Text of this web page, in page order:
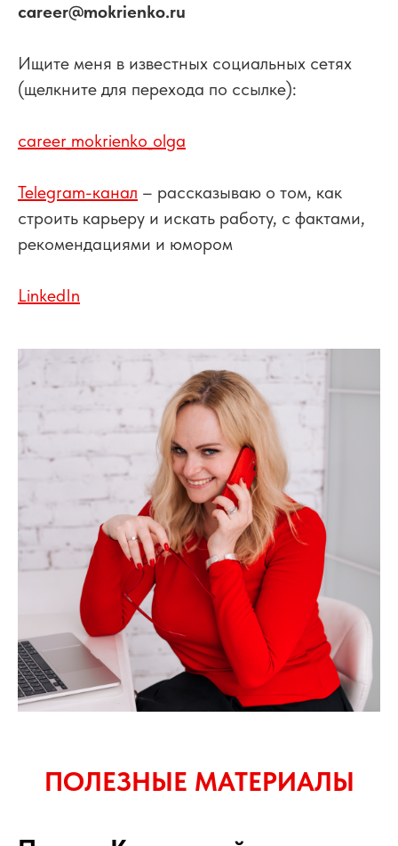
career@mokrienko.ru
Ищите меня в известных социальных сетях
(щелкните для перехода по ссылке):
career_mokrienko_olga
Telegram-канал – рассказываю о том, как
строить карьеру и искать работу, с фактами,
рекомендациями и юмором
LinkedIn
ПОЛЕЗНЫЕ МАТЕРИАЛЫ